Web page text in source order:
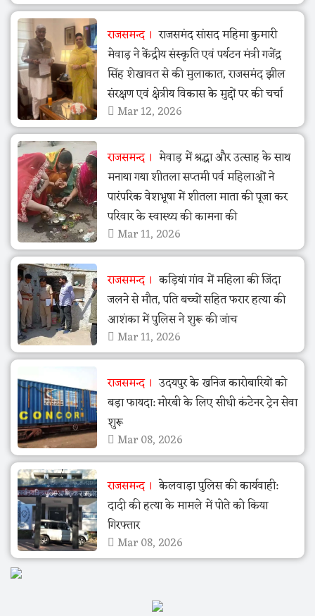
राजसमन्द
राजसमंद सांसद महिमा कुमारी
मेवाड़ ने केंद्रीय संस्कृति एवं पर्यटन मंत्री गजेंद्र
सिंह शेखावत से की मुलाकात, राजसमंद झील
संरक्षण एवं क्षेत्रीय विकास के मुद्दों पर की चर्चा
Mar 12, 2026
राजसमन्द
मेवाड़ में श्रद्धा और उत्साह के साथ
मनाया गया शीतला सप्तमी पर्व महिलाओं ने
पारंपरिक वेशभूषा में शीतला माता की पूजा कर
परिवार के स्वास्थ्य की कामना की
Mar 11, 2026
राजसमन्द
कड़ियां गांव में महिला की जिंदा
जलने से मौत, पति बच्चों सहित फरार हत्या की
आशंका में पुलिस ने शुरू की जांच
Mar 11, 2026
राजसमन्द
उदयपुर के खनिज कारोबारियों को
बड़ा फायदा: मोरबी के लिए सीधी कंटेनर ट्रेन सेवा
शुरू
Mar 08, 2026
राजसमन्द
केलवाड़ा पुलिस की कार्यवाही:
दादी की हत्या के मामले में पोते को किया
गिरफ्तार
Mar 08, 2026